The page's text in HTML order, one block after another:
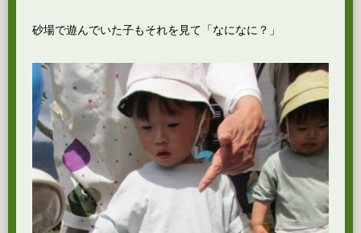
砂場で遊んでいた子もそれを見て「なになに？」